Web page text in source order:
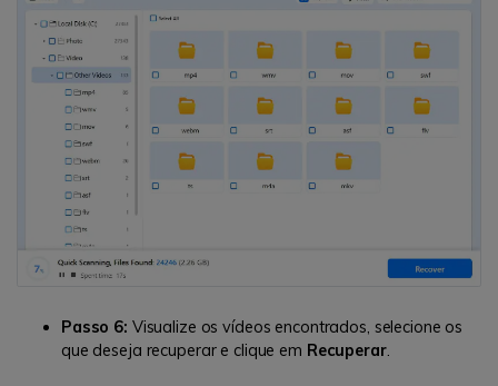
Passo 6: Visualize os vídeos encontrados, selecione os
que deseja recuperar e clique em Recuperar.